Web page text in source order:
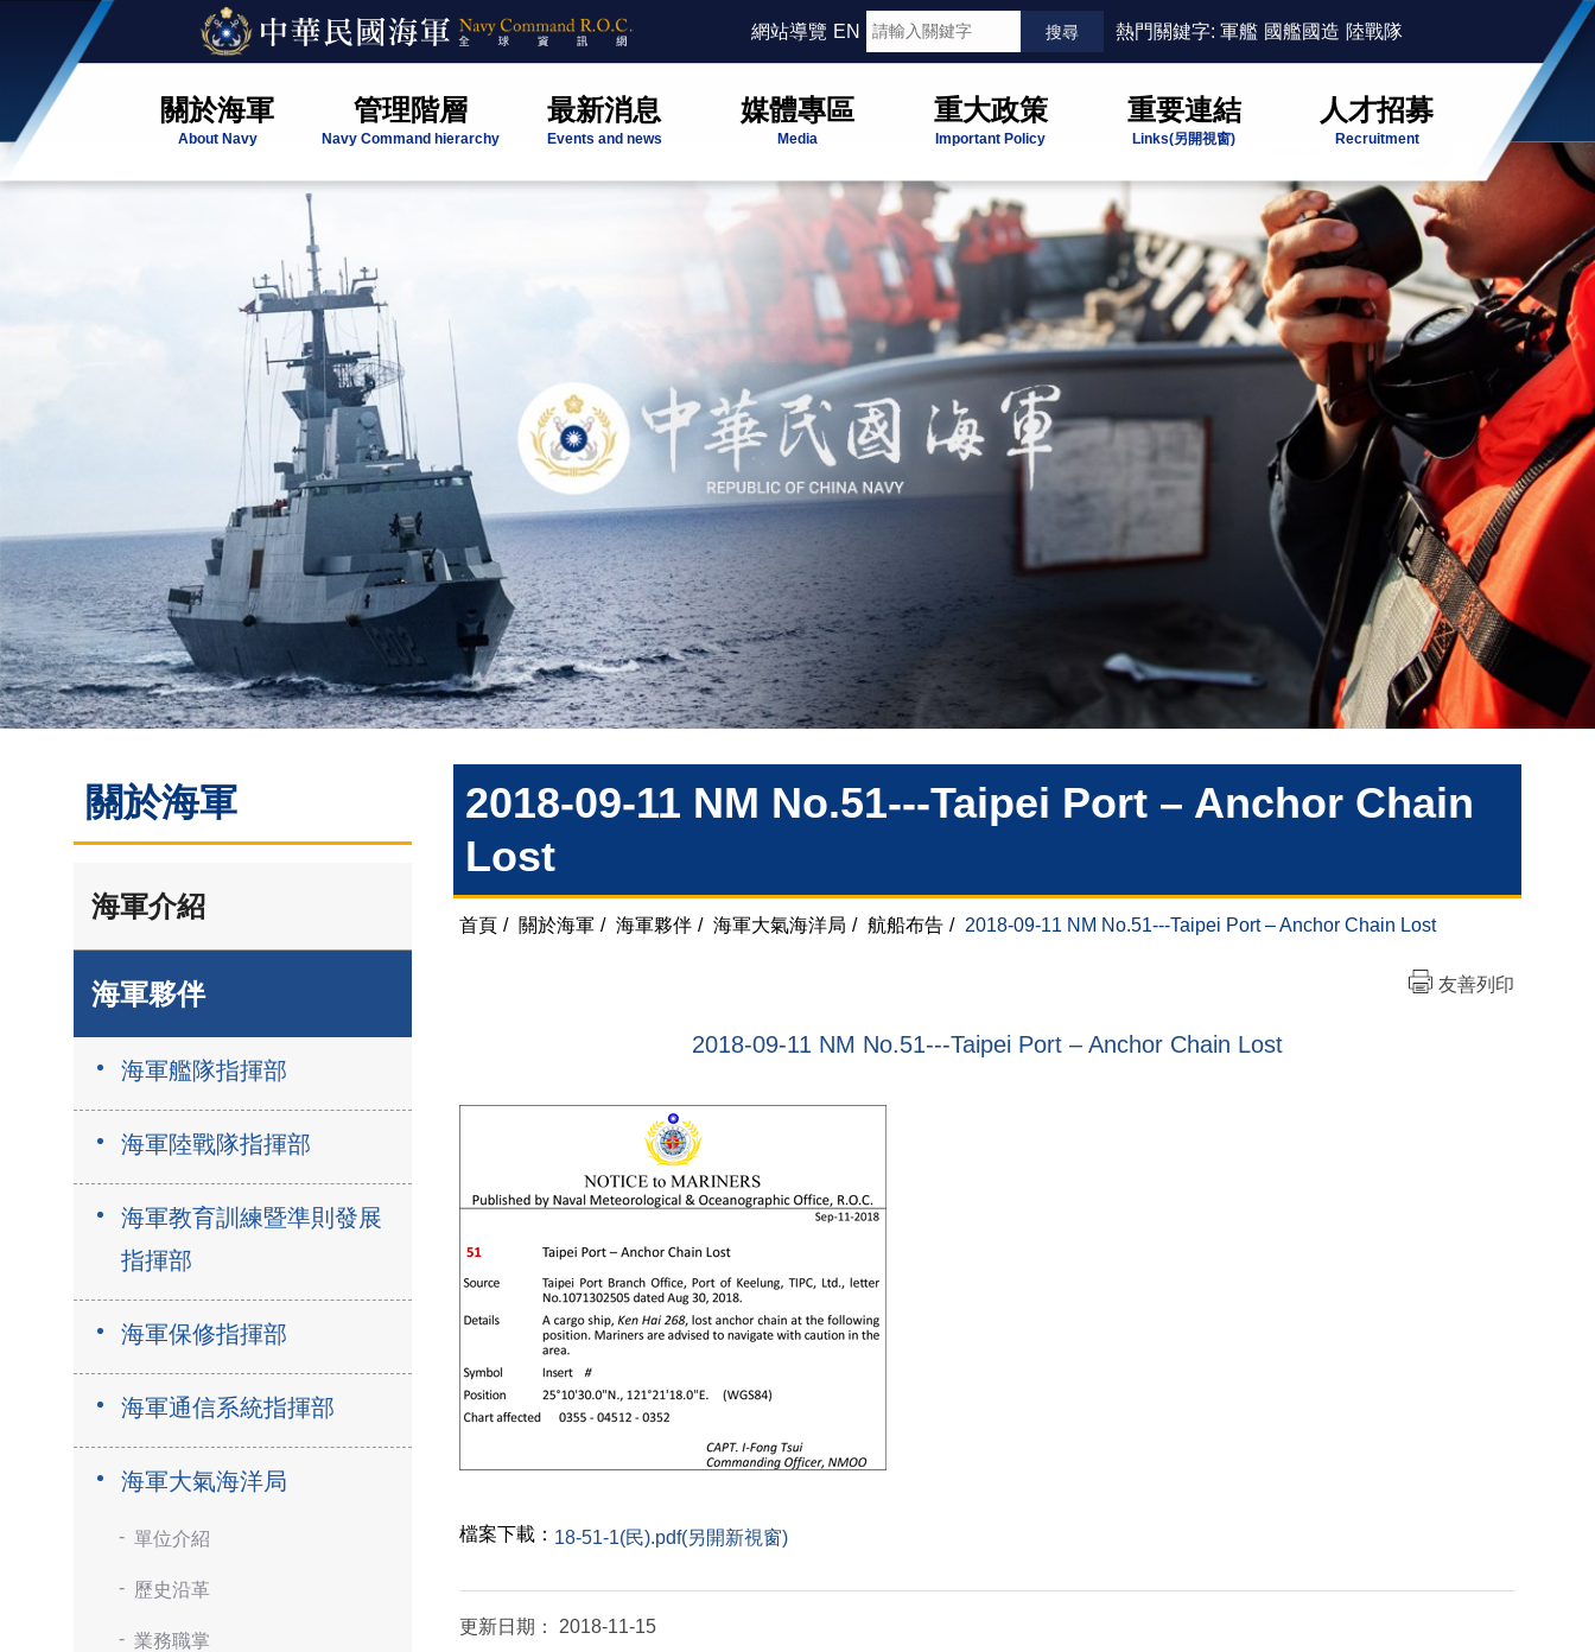
網站導覽 EN 熱門關鍵字: 軍艦 國艦國造 陸戰隊
關於海軍
About Navy
管理階層
Navy Command hierarchy
最新消息
Events and news
媒體專區
Media
重大政策
Important Policy
重要連結
Links(另開視窗)
人才招募
Recruitment
關於海軍
海軍介紹
海軍夥伴
海軍艦隊指揮部
海軍陸戰隊指揮部
海軍教育訓練暨準則發展
指揮部
海軍保修指揮部
海軍通信系統指揮部
海軍大氣海洋局
單位介紹
歷史沿革
業務職掌
2018-09-11 NM No.51---Taipei Port – Anchor Chain
Lost
首頁 / 關於海軍 / 海軍夥伴 / 海軍大氣海洋局 / 航船布告 / 2018-09-11 NM No.51---Taipei Port – Anchor Chain Lost
友善列印
2018-09-11 NM No.51---Taipei Port – Anchor Chain Lost
檔案下載： 18-51-1(民).pdf(另開新視窗)
更新日期： 2018-11-15